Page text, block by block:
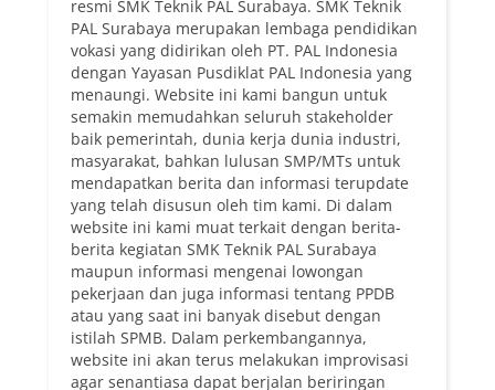
resmi SMK Teknik PAL Surabaya. SMK Teknik
PAL Surabaya merupakan lembaga pendidikan
vokasi yang didirikan oleh PT. PAL Indonesia
dengan Yayasan Pusdiklat PAL Indonesia yang
menaungi. Website ini kami bangun untuk
semakin memudahkan seluruh stakeholder
baik pemerintah, dunia kerja dunia industri,
masyarakat, bahkan lulusan SMP/MTs untuk
mendapatkan berita dan informasi terupdate
yang telah disusun oleh tim kami. Di dalam
website ini kami muat terkait dengan berita-
berita kegiatan SMK Teknik PAL Surabaya
maupun informasi mengenai lowongan
pekerjaan dan juga informasi tentang PPDB
atau yang saat ini banyak disebut dengan
istilah SPMB. Dalam perkembangannya,
website ini akan terus melakukan improvisasi
agar senantiasa dapat berjalan beriringan